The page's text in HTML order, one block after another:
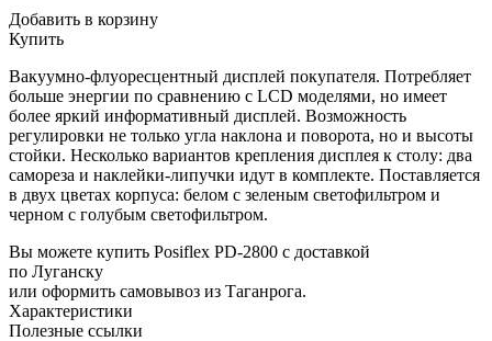
Добавить в корзину
Купить
Вакуумно-флуоресцентный дисплей покупателя. Потребляет
больше энергии по сравнению с LCD моделями, но имеет
более яркий информативный дисплей. Возможность
регулировки не только угла наклона и поворота, но и высоты
стойки. Несколько вариантов крепления дисплея к столу: два
самореза и наклейки-липучки идут в комплекте. Поставляется
в двух цветах корпуса: белом с зеленым светофильтром и
черном с голубым светофильтром.
Вы можете купить Posiflex PD-2800 с доставкой
по Луганску
или оформить самовывоз из Таганрога.
Характеристики
Полезные ссылки